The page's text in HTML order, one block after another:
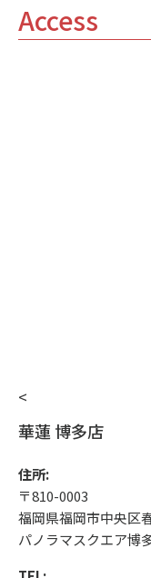
Access
<
華蓮 博多店
住所:
〒810-0003
福岡県福岡市中央区
パノラマスクエア博